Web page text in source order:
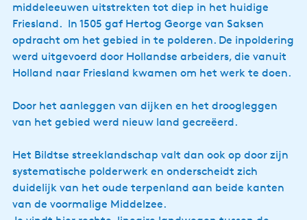
middeleeuwen uitstrekten tot diep in het huidige
Friesland. In 1505 gaf Hertog George van Saksen
opdracht om het gebied in te polderen. De inpoldering
werd uitgevoerd door Hollandse arbeiders, die vanuit
Holland naar Friesland kwamen om het werk te doen.
Door het aanleggen van dijken en het droogleggen
van het gebied werd nieuw land gecreëerd.
Het Bildtse streeklandschap valt dan ook op door zijn
systematische polderwerk en onderscheidt zich
duidelijk van het oude terpenland aan beide kanten
van de voormalige Middelzee.